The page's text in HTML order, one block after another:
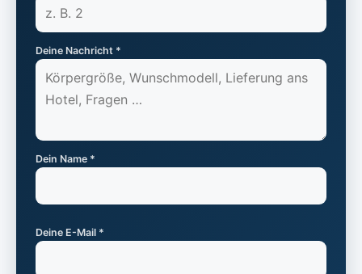
Deine Nachricht *
Dein Name *
Deine E-Mail *